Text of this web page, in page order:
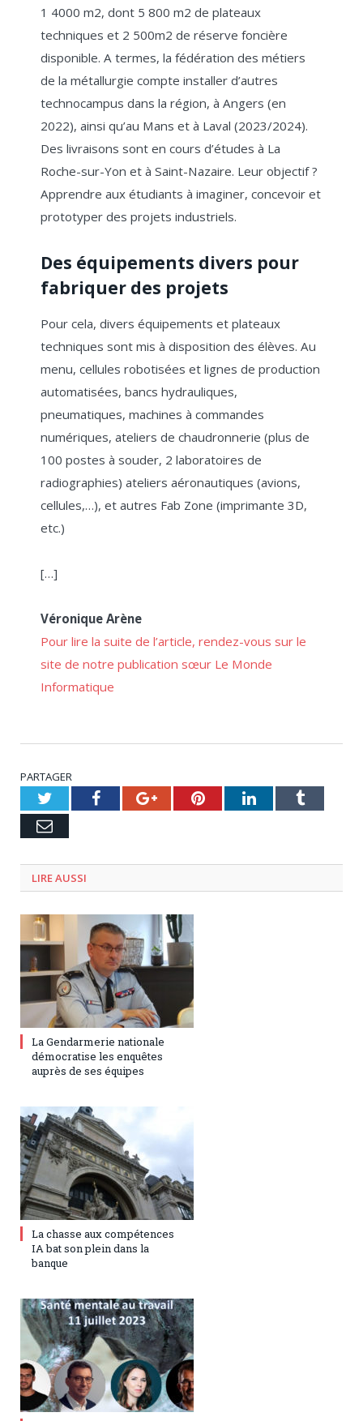
1 4000 m2, dont 5 800 m2 de plateaux
techniques et 2 500m2 de réserve foncière
disponible. A termes, la fédération des métiers
de la métallurgie compte installer d’autres
technocampus dans la région, à Angers (en
2022), ainsi qu’au Mans et à Laval (2023/2024).
Des livraisons sont en cours d’études à La
Roche-sur-Yon et à Saint-Nazaire. Leur objectif ?
Apprendre aux étudiants à imaginer, concevoir et
prototyper des projets industriels.
Des équipements divers pour
fabriquer des projets
Pour cela, divers équipements et plateaux
techniques sont mis à disposition des élèves. Au
menu, cellules robotisées et lignes de production
automatisées, bancs hydrauliques,
pneumatiques, machines à commandes
numériques, ateliers de chaudronnerie (plus de
100 postes à souder, 2 laboratoires de
radiographies) ateliers aéronautiques (avions,
cellules,…), et autres Fab Zone (imprimante 3D,
etc.)
[…]
Véronique Arène
Pour lire la suite de l’article, rendez-vous sur le
site de notre publication sœur Le Monde
Informatique
PARTAGER
TwitterFacebookGoogle+PinterestLinkedInTumblr
Email
LIRE AUSSI
27 juillet 2023 0
La Gendarmerie nationale
démocratise les enquêtes
auprès de ses équipes
17 juillet 2023 0
La chasse aux compétences
IA bat son plein dans la
banque
5 juillet 2023 0